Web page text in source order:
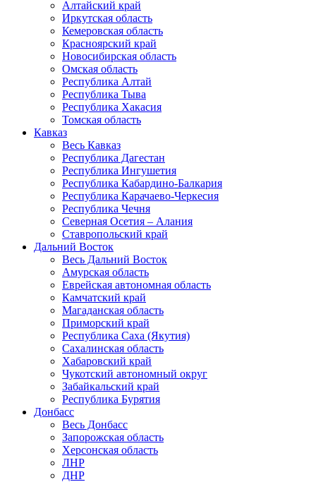
Алтайский край
Иркутская область
Кемеровская область
Красноярский край
Новосибирская область
Омская область
Республика Алтай
Республика Тыва
Республика Хакасия
Томская область
Кавказ
Весь Кавказ
Республика Дагестан
Республика Ингушетия
Республика Кабардино-Балкария
Республика Карачаево-Черкесия
Республика Чечня
Северная Осетия – Алания
Ставропольский край
Дальний Восток
Весь Дальний Восток
Амурская область
Еврейская автономная область
Камчатский край
Магаданская область
Приморский край
Республика Саха (Якутия)
Сахалинская область
Хабаровский край
Чукотский автономный округ
Забайкальский край
Республика Бурятия
Донбасс
Весь Донбасс
Запорожская область
Херсонская область
ЛНР
ДНР